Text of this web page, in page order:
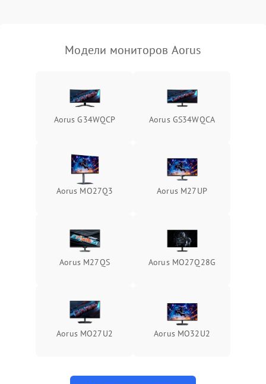
Неисправность системы
перенапряжения
защиты от замыкания
Повреждение системы
Подробнее →
Неисправность системы
защиты от перегрева
Подробнее →
Поломка системы защиты
Поломка системы защиты
от замыкания
Подробнее →
Модели мониторов Aorus
Aorus G34WQCP Aorus GS34WQCA
Aorus MO27Q3 Aorus M27UP
Aorus M27QS Aorus MO27Q28G
Aorus MO27U2 Aorus MO32U2